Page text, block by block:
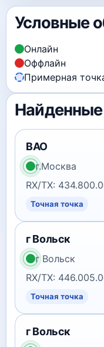
Условные
Онлайн
Оффлайн
Примерная
Найденные
ВАО
г.Москва
RX/TX:
Точная точка
г Вольск
г Вольск
RX/TX:
Точная точка
г Вольск